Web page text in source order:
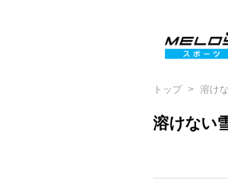
トップ 溶け
溶けない